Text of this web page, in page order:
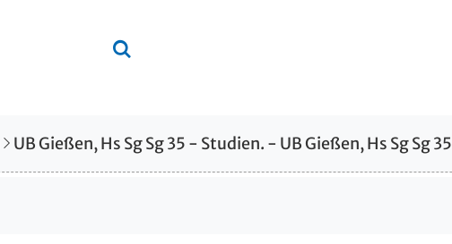
UB Gießen, Hs Sg Sg 35 - Studien. - UB Gießen, Hs Sg Sg 35